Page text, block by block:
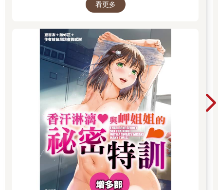
看更多